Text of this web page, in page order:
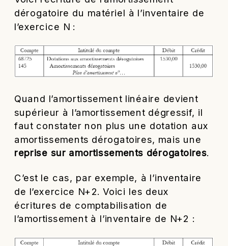
dérogatoire du matériel à l’inventaire de
l’exercice N :
Quand l’amortissement linéaire devient
supérieur à l’amortissement dégressif, il
faut constater non plus une dotation aux
amortissements dérogatoires, mais une
reprise sur amortissements dérogatoires.
C’est le cas, par exemple, à l’inventaire
de l’exercice N+2. Voici les deux
écritures de comptabilisation de
l’amortissement à l’inventaire de N+2 :